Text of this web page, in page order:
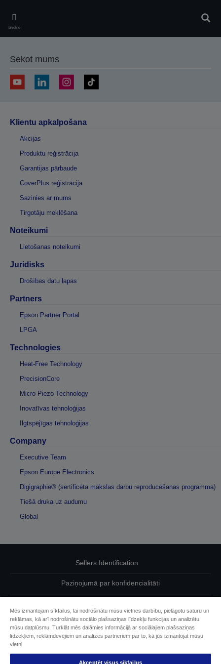
main
content
Izvēlne
Sekot mums
Klientu apkalpošana
Akcijas
Produktu reģistrācija
Garantijas pārbaude
CoverPlus reģistrācija
Sazinies ar mums
Tirgotāju meklēšana
Noteikumi
Lietošanas noteikumi
Juridisks
Drošības datu lapas
Partners
Epson Partner Portal
LPGA
Technologies
Heat-Free Technology
PrecisionCore
Micro Piezo Technology
Inovatīvas tehnoloģijas
Ilgtspējīgas tehnoloģijas
Company
Executive Team
Epson Europe Electronics
Digigraphie® (sertificēta mākslas darbu reproducēšanas programma)
Tiešā druka uz audumu
Global
Sellers Identification
Paziņojumā par konfidencialitāti
Sazinieties ar mums par saviem datiem
Mēs izmantojam sīkfailus, lai nodrošinātu mūsu vietnes darbību, pielāgotu saturu un
reklāmas, kā arī nodrošinātu sociālo plašsaziņas līdzekļu funkcijas un analizētu
mūsu datplūsmu. Turklāt mēs dalāmies informācijā ar sociālajiem plašsaziņas
līdzekļiem, reklāmdevējiem un analīzes partneriem par to, kā jūs izmantojat mūsu
vietni.
Akceptēt visus sīkfailus